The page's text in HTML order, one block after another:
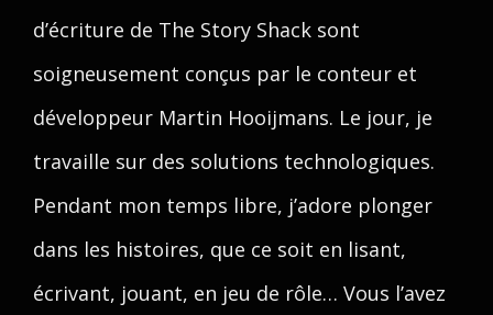
d’écriture de The Story Shack sont
soigneusement conçus par le conteur et
développeur Martin Hooijmans. Le jour, je
travaille sur des solutions technologiques.
Pendant mon temps libre, j’adore plonger
dans les histoires, que ce soit en lisant,
écrivant, jouant, en jeu de rôle… Vous l’avez